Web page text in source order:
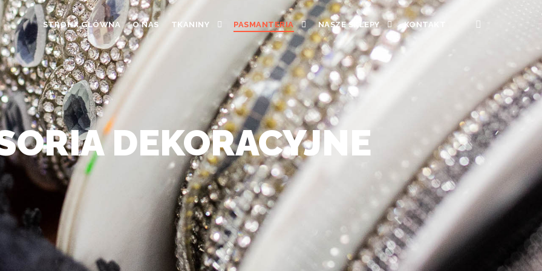
STRONA GŁÓWNA O NAS TKANINY PASMANTERIA NASZE SKLEPY KONTAKT
DEKORACYJNE